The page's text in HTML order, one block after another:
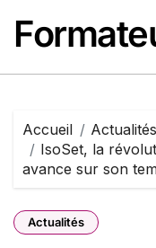
contenu
Accueil
Actualités
IsoSet, la
avance sur son
Actualités